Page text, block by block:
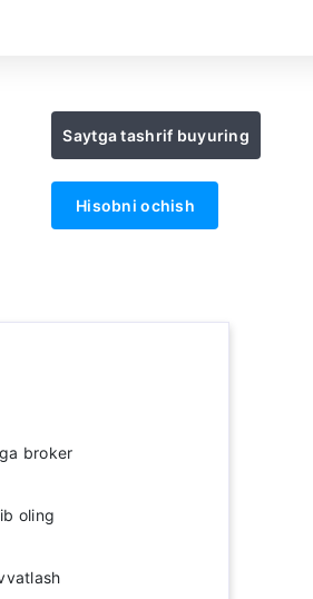
Saytga tashrif buyuring
Hisobni ochish
broker
oling